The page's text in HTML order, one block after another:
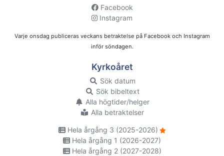
Facebook
Instagram
Varje onsdag publiceras veckans betraktelse på Facebook och Instagram
inför söndagen.
Kyrkoåret
Sök datum
Sök bibeltext
Alla högtider/helger
Alla betraktelser
Hela årgång 3 (2025-2026)
Hela årgång 1 (2026-2027)
Hela årgång 2 (2027-2028)